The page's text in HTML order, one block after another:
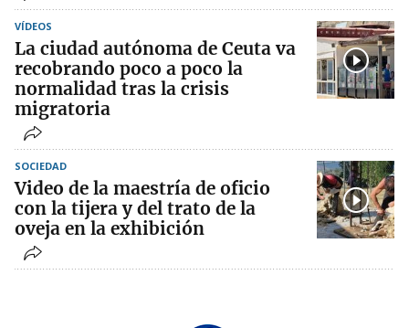
VÍDEOS
La ciudad autónoma de Ceuta va
recobrando poco a poco la
normalidad tras la crisis
migratoria
SOCIEDAD
Video de la maestría de oficio
con la tijera y del trato de la
oveja en la exhibición